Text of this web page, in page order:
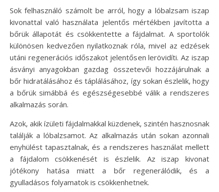
Sok felhasználó számolt be arról, hogy a lóbalzsam iszap
kivonattal való használata jelentős mértékben javította a
bőrük állapotát és csökkentette a fájdalmat. A sportolók
különösen kedvezően nyilatkoznak róla, mivel az edzések
utáni regenerációs időszakot jelentősen lerövidíti. Az iszap
ásványi anyagokban gazdag összetevői hozzájárulnak a
bőr hidratálásához és táplálásához, így sokan észlelik, hogy
a bőrük simábbá és egészségesebbé válik a rendszeres
alkalmazás során.
Azok, akik ízületi fájdalmakkal küzdenek, szintén hasznosnak
találják a lóbalzsamot. Az alkalmazás után sokan azonnali
enyhülést tapasztalnak, és a rendszeres használat mellett
a fájdalom csökkenését is észlelik. Az iszap kivonat
jótékony hatása miatt a bőr regenerálódik, és a
gyulladásos folyamatok is csökkenhetnek.